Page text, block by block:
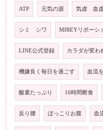
ATP 元気の源 気虚 血
シミ シワ MIREYリポーシ
LINE公式登録 カラダが変わ
機嫌良く毎日を過ごす 血流
酸素たっぷり 16時間断食
反り腰 ぽっこりお腹 血